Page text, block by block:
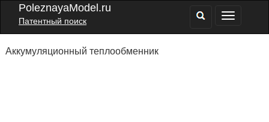
PoleznayaModel.ru
Патентный поиск
Аккумуляционный теплообменник